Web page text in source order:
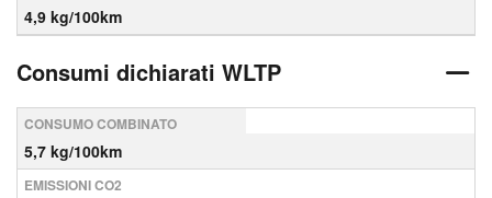
4,9 kg/100km
Consumi dichiarati WLTP
CONSUMO COMBINATO
5,7 kg/100km
EMISSIONI CO2